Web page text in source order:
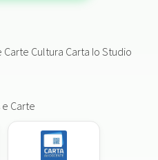
Cultura Carta Io Studio
e Carte